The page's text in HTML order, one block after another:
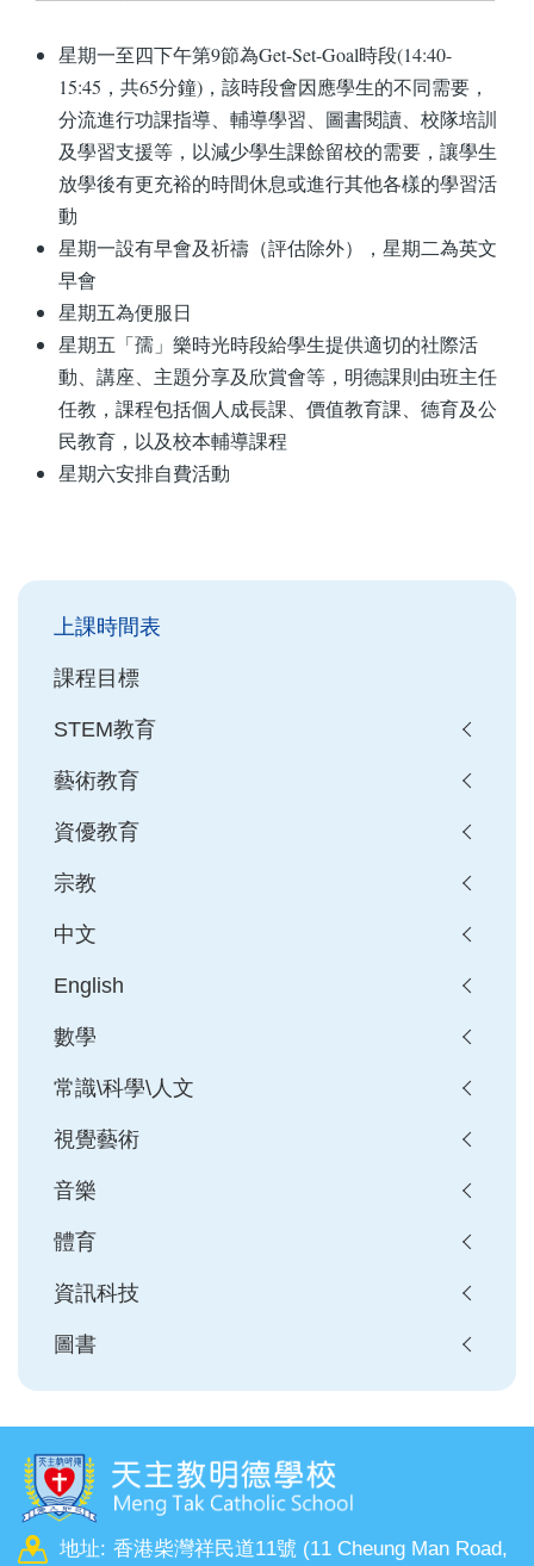
星期一至四下午第9節為Get-Set-Goal時段(14:40-
15:45，共65分鐘)，該時段會因應學生的不同需要，
分流進行功課指導、輔導學習、圖書閱讀、校隊培訓
及學習支援等，以減少學生課餘留校的需要，讓學生
放學後有更充裕的時間休息或進行其他各樣的學習活
動
星期一設有早會及祈禱（評估除外），星期二為英文
早會
星期五為便服日
星期五「孺」樂時光時段給學生提供適切的社際活
動、講座、主題分享及欣賞會等，明德課則由班主任
任教，課程包括個人成長課、價值教育課、德育及公
民教育，以及校本輔導課程
星期六安排自費活動
Main
navigation
上課時間表
課程目標
STEM教育
藝術教育
資優教育
宗教
中文
English
數學
常識\科學\人文
視覺藝術
音樂
體育
資訊科技
圖書
地址: 香港柴灣祥民道11號 (11 Cheung Man Road,